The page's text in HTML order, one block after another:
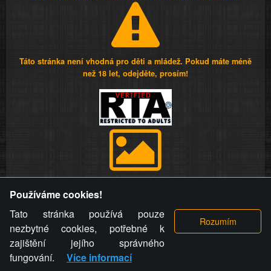
Táto stránka není vhodná pro děti a mládež. Pokud máte méně
než 18 let, odejděte, prosím!
videa a komentáře. Osoba, které se toto opatření provozovatele
stránky týče, ani osoba, která umístila fotografii nebo video na
stránku, nemůže z důvodu odstranění fotografie, videa nebo
komentáře pro výše uvedenou okolnost uplatnit vůči
provozovateli stránky žádný nárok na náhradu škody nebo
nemajetkové újmy.
Používáme cookies!
Tato stránka používá pouze
nezbytné cookies, potřebné k
zajištění jejího správného
fungování.
Více informací